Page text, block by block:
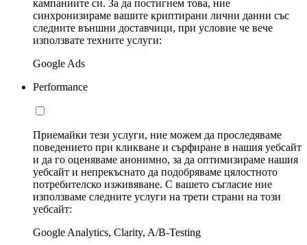
кампаниите си. За да постигнем това, ние
синхронизираме вашите криптирани лични данни със
следните външни доставчици, при условие че вече
използвате техните услуги:
Google Ads
Performance
Приемайки тези услуги, ние можем да проследяваме
поведението при кликване и сърфиране в нашия уебсайт
и да го оценяваме анонимно, за да оптимизираме нашия
уебсайт и непрекъснато да подобряваме цялостното
потребителско изживяване. С вашето съгласие ние
използваме следните услуги на трети страни на този
уебсайт:
Google Analytics, Clarity, A/B-Testing